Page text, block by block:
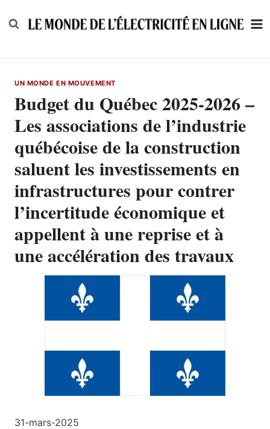
to
UN MONDE EN MOUVEMENT
Budget du Québec 2025-2026 –
Les associations de l’industrie
québécoise de la construction
saluent les investissements en
infrastructures pour contrer
l’incertitude économique et
appellent à une reprise et à
une accélération des travaux
31-mars-2025